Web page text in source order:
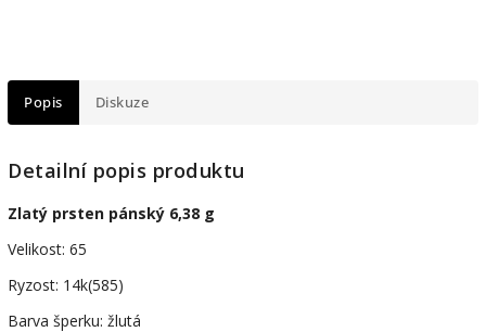
Popis Diskuze
Detailní popis produktu
Zlatý prsten pánský 6,38 g
Velikost: 65
Ryzost: 14k(585)
Barva šperku: žlutá